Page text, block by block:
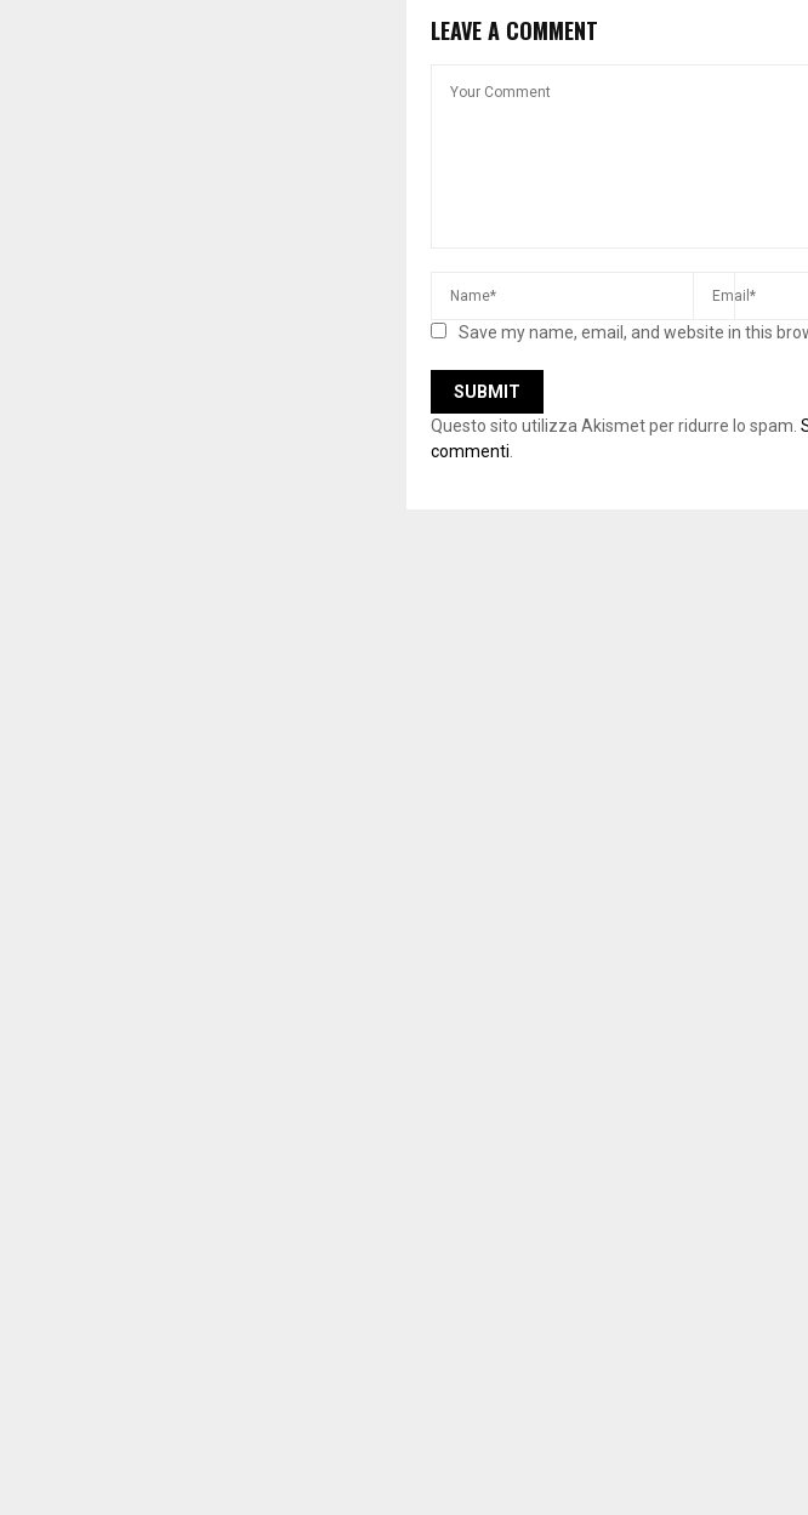
LEAVE A COMMENT
Save my name, email, and website in this
Questo sito utilizza Akismet per ridurre lo spam.
commenti